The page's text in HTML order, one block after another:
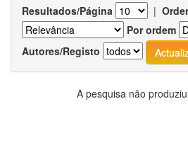
Resultados/Página |
Por ordem
Autores/Registo
A pesquisa não